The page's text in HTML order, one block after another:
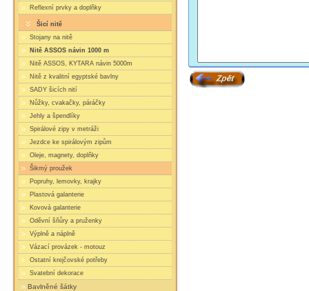
Reflexní prvky a doplňky
Šicí nitě
Stojany na nitě
Nitě ASSOS návin 1000 m
Nitě ASSOS, KYTARA návin 5000m
Nitě z kvalitní egyptské bavlny
SADY šicích nití
Nůžky, cvakačky, páráčky
Jehly a špendlíky
Spirálové zipy v metráži
Jezdce ke spirálovým zipům
Oleje, magnety, doplňky
Šikmý proužek
Popruhy, lemovky, krajky
Plastová galanterie
Kovová galanterie
Oděvní šňůry a pruženky
Výplně a náplně
Vázací provázek - motouz
Ostatní krejčovské potřeby
Svatební dekorace
Bavlněné šátky